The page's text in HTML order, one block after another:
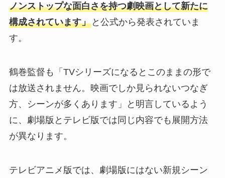
ノンストップな面白さを持つ劇映画として新たに
構成されています」と公式から発表されていま
す。
鶴巻監督も「TVシリーズになるとこのままの形で
は放送されません。映画でしか見られないつなぎ
方、シーンが多くあります」と明言しているよう
に、劇場版とテレビ版では同じ内容でも展開方法
が異なります。
テレビアニメ版では、劇場版にはない新規シーン